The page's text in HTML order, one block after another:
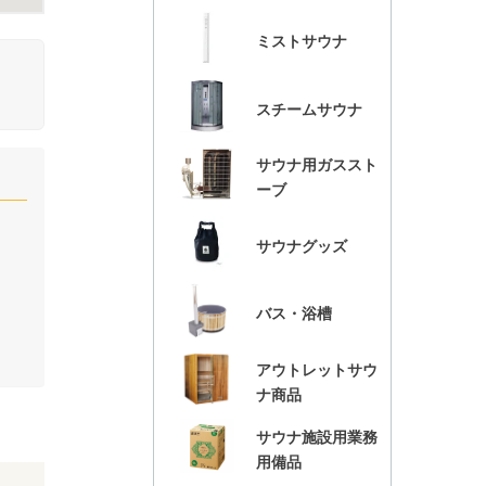
ミストサウナ
スチームサウナ
サウナ用ガススト
ーブ
サウナグッズ
バス・浴槽
アウトレットサウ
ナ商品
サウナ施設用業務
用備品